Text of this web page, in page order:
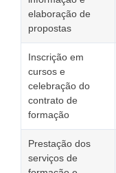
elaboração de
propostas
Inscrição em
cursos e
celebração do
contrato de
formação
Prestação dos
serviços de